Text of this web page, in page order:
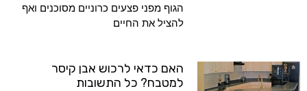
הגוף מפני פצעים כרוניים מסוכנים ואף
להציל את החיים
האם כדאי לרכוש אבן קיסר
למטבח? כל התשובות